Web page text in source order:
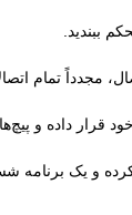
ببندید.
مجدداً تمام
داده و پیچ‌ها
و یک برنامه